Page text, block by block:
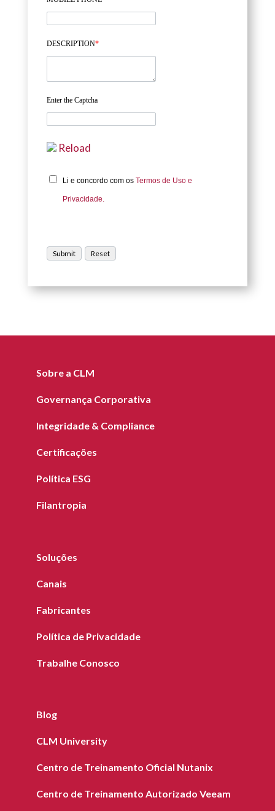
DESCRIPTION*
Enter the Captcha
Reload
Li e concordo com os Termos de Uso e
Privacidade.
Sobre a CLM
Governança Corporativa
Integridade & Compliance
Certificações
Política ESG
Filantropia
Soluções
Canais
Fabricantes
Política de Privacidade
Trabalhe Conosco
Blog
CLM University
Centro de Treinamento Oficial Nutanix
Centro de Treinamento Autorizado Veeam